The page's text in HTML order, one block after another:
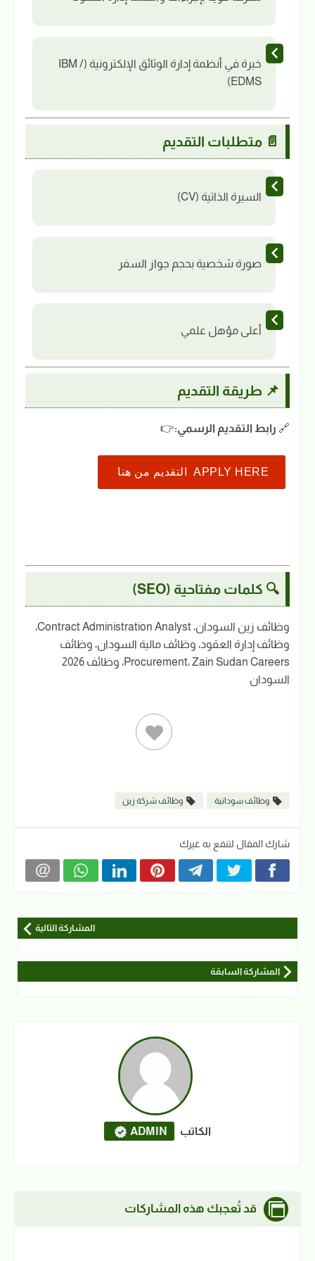
خبرة في أنظمة إدارة الوثائق الإلكترونية (IBM /
EDMS)
📄 متطلبات التقديم
السيرة الذاتية (CV)
صورة شخصية بحجم جواز السفر
أعلى مؤهل علمي
📌 طريقة التقديم
🔗 رابط التقديم الرسمي:👉
APPLY HERE التقديم من هنا
🔍 كلمات مفتاحية (SEO)
وظائف زين السودان، Contract Administration Analyst،
وظائف إدارة العقود، وظائف مالية السودان، وظائف
Procurement، Zain Sudan Careers، وظائف 2026
السودان
وظائف سودانية وظائف شركة زين
شارك المقال لتنفع به غيرك
المشاركة التالية
المشاركة السابقة
الكاتب ADMIN
قد تُعجبك هذه المشاركات